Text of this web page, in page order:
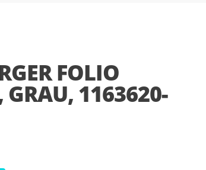
FOLIO
GRAU, 1163620-